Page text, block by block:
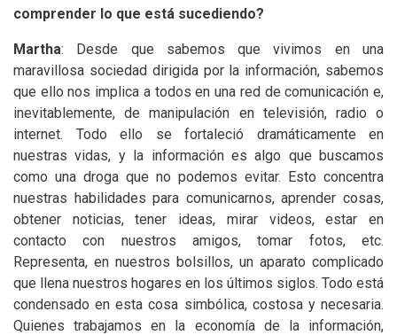
comprender lo que está sucediendo?
Martha: Desde que sabemos que vivimos en una
maravillosa sociedad dirigida por la información, sabemos
que ello nos implica a todos en una red de comunicación e,
inevitablemente, de manipulación en televisión, radio o
internet. Todo ello se fortaleció dramáticamente en
nuestras vidas, y la información es algo que buscamos
como una droga que no podemos evitar. Esto concentra
nuestras habilidades para comunicarnos, aprender cosas,
obtener noticias, tener ideas, mirar videos, estar en
contacto con nuestros amigos, tomar fotos, etc.
Representa, en nuestros bolsillos, un aparato complicado
que llena nuestros hogares en los últimos siglos. Todo está
condensado en esta cosa simbólica, costosa y necesaria.
Quienes trabajamos en la economía de la información,